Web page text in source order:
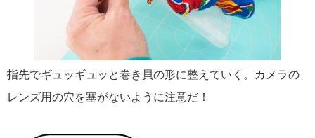
指先でギュッギュッと巻き貝の形に整えていく。カメラの
レンズ用の穴を塞がないように注意だ！